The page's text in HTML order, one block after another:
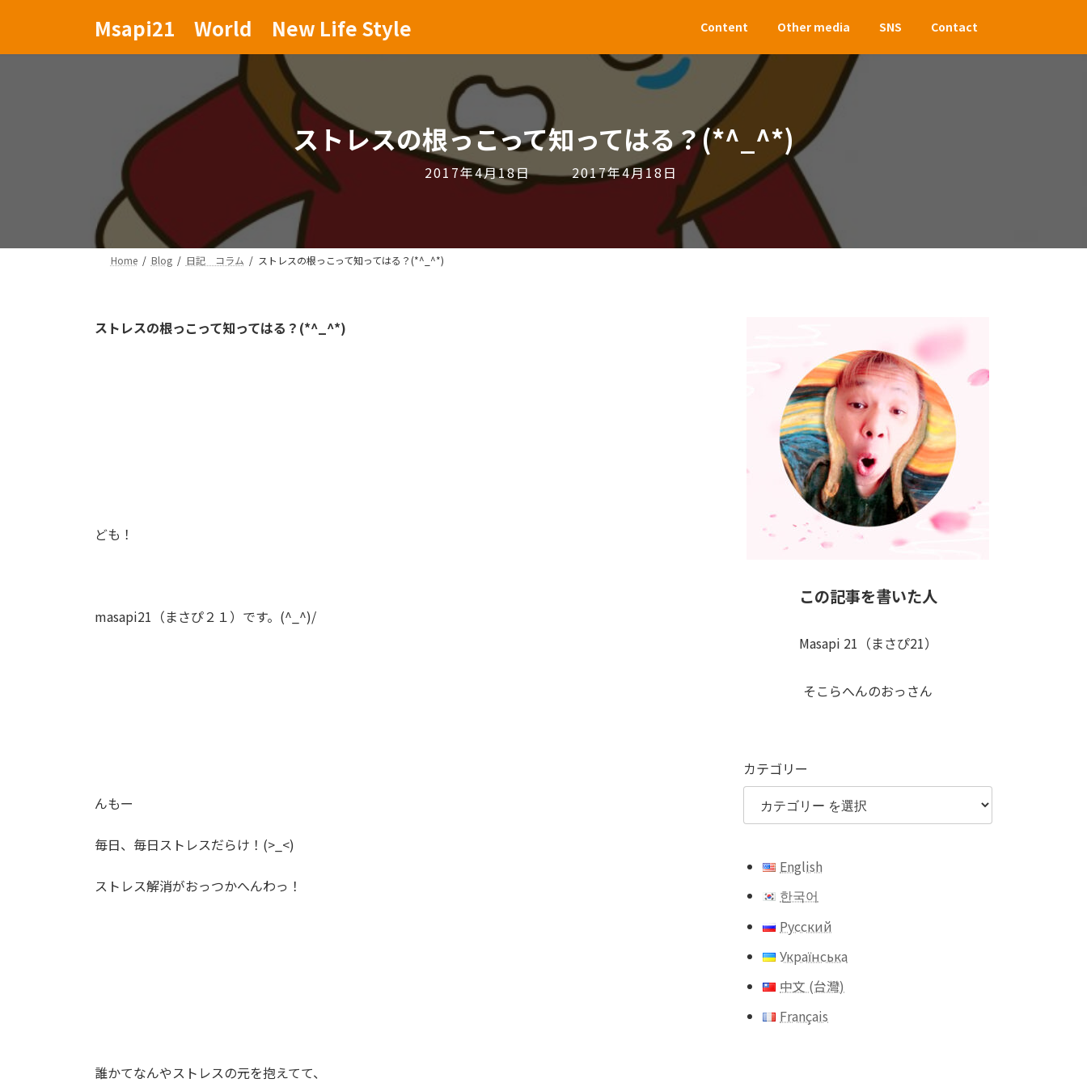
Msapi21 World New Life Style Content Other media SNS Contact
ストレスの根っこって知ってはる？(*^_^*)
2017年4月18日
最
終
日
2017年4月18日
Home Blog 日記 コラム ストレスの根っこって知ってはる？(*^_^*)
ストレスの根っこって知ってはる？(*^_^*)
ども！
masapi21（まさぴ２１）です。(^_^)/
んもー
毎日、毎日ストレスだらけ！(>_<)
ストレス解消がおっつかへんわっ！
誰かてなんやストレスの元を抱えてて、
この記事を書いた人
Masapi 21（まさぴ21）
そこらへんのおっさん
カテゴリー
English
한국어
Русский
Українська
中文 (台灣)
Français